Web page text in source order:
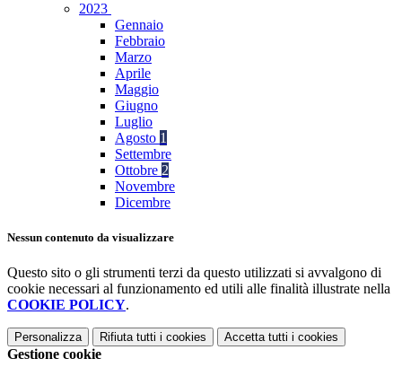
2023
Gennaio
Febbraio
Marzo
Aprile
Maggio
Giugno
Luglio
Agosto 1
Settembre
Ottobre 2
Novembre
Dicembre
Nessun contenuto da visualizzare
Questo sito o gli strumenti terzi da questo utilizzati si avvalgono di
cookie necessari al funzionamento ed utili alle finalità illustrate nella
COOKIE POLICY.
Personalizza Rifiuta tutti i cookies Accetta tutti i cookies
Gestione cookie